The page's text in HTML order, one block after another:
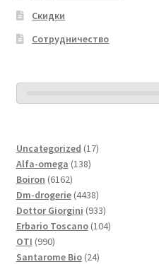
Скидки
Сотрудничество
Uncategorized 1717
Alfa-omega 138138
Boiron 61626162
товара
Dm-drogerie 44384438
товаров
Dottor Giorgini 933933
товара
Erbario Toscano 104104
OTI 990990
товаров
Santarome Bio 2424